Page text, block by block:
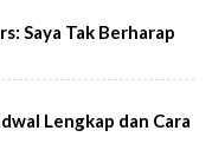
Saya Tak Berharap
Lengkap dan Cara